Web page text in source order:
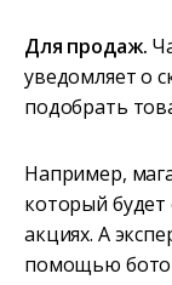
Для продаж.
уведомляет о
подобрать
Например,
который
акциях. А
помощью